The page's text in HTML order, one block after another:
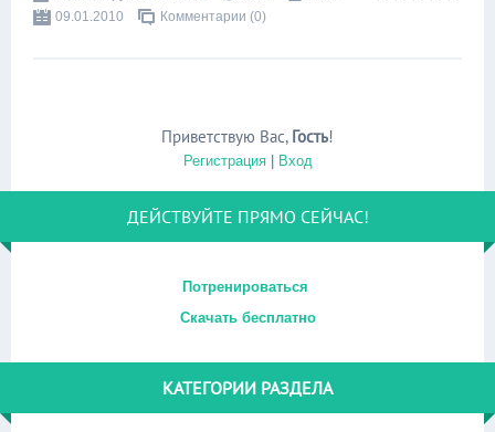
09.01.2010
Комментарии (0)
Приветствую Вас, Гость!
Регистрация| Вход
ДЕЙСТВУЙТЕ ПРЯМО СЕЙЧАС!
Потренироваться
Скачать бесплатно
КАТЕГОРИИ РАЗДЕЛА